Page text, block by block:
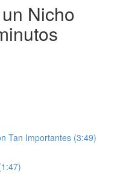
Nicho
Tan Importantes (3:49)